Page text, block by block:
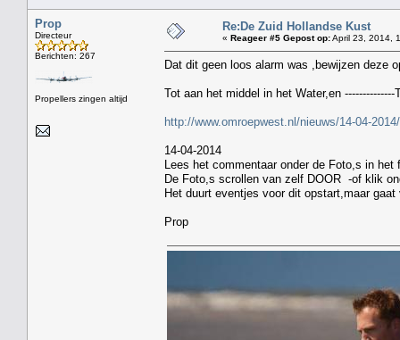
Prop
Directeur
Berichten: 267
Propellers zingen altijd
Re:De Zuid Hollandse Kust
« Reageer #5 Gepost op:April 23, 2014,
Dat dit geen loos alarm was ,bewijzen deze
Tot aan het middel in het Water,en
http://www.omroepwest.nl/nieuws/14-04-
14-04-2014
Lees het commentaar onder de Foto,s in het
De Foto,s scrollen van zelf DOOR -of klik
Het duurt eventjes voor dit opstart,maar gaat
Prop